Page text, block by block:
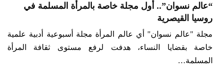
“عالم نسوان”.. أول مجلة خاصة بالمرأة المسلمة في
روسيا القيصرية
مجلة "عالم نسوان" أي عالم المرأة مجلة أسبوعية أدبية علمية
خاصة بقضايا النساء، هدفت لرفع مستوى ثقافة المرأة
المسلمة…